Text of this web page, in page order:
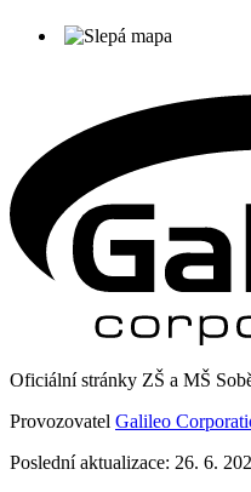
Oficiální stránky ZŠ a MŠ
Provozovatel Galileo
Poslední aktualizace: 26. 6.